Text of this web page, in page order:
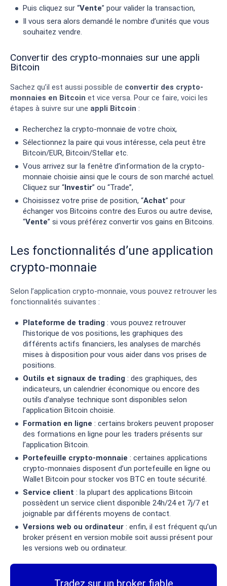
Puis cliquez sur “Vente” pour valider la transaction,
Il vous sera alors demandé le nombre d’unités que vous
souhaitez vendre.
Convertir des crypto-monnaies sur une appli
Bitcoin
Sachez qu’il est aussi possible de convertir des crypto-
monnaies en Bitcoin et vice versa. Pour ce faire, voici les
étapes à suivre sur une appli Bitcoin :
Recherchez la crypto-monnaie de votre choix,
Sélectionnez la paire qui vous intéresse, cela peut être
Bitcoin/EUR, Bitcoin/Stellar etc.
Vous arrivez sur la fenêtre d’information de la crypto-
monnaie choisie ainsi que le cours de son marché actuel.
Cliquez sur “Investir” ou “Trade”,
Choisissez votre prise de position, “Achat” pour
échanger vos Bitcoins contre des Euros ou autre devise,
“Vente” si vous préférez convertir vos gains en Bitcoins.
Les fonctionnalités d’une application
crypto-monnaie
Selon l’application crypto-monnaie, vous pouvez retrouver les
fonctionnalités suivantes :
Plateforme de trading : vous pouvez retrouver
l’historique de vos positions, les graphiques des
différents actifs financiers, les analyses de marchés
mises à disposition pour vous aider dans vos prises de
positions.
Outils et signaux de trading : des graphiques, des
indicateurs, un calendrier économique ou encore des
outils d’analyse technique sont disponibles selon
l’application Bitcoin choisie.
Formation en ligne : certains brokers peuvent proposer
des formations en ligne pour les traders présents sur
l’application Bitcoin.
Portefeuille crypto-monnaie : certaines applications
crypto-monnaies disposent d’un portefeuille en ligne ou
Wallet Bitcoin pour stocker vos BTC en toute sécurité.
Service client : la plupart des applications Bitcoin
possèdent un service client disponible 24h/24 et 7j/7 et
joignable par différents moyens de contact.
Versions web ou ordinateur : enfin, il est fréquent qu’un
broker présent en version mobile soit aussi présent pour
les versions web ou ordinateur.
Tradez sur un broker fiable